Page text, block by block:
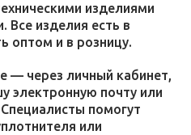
изделиями
изделия есть в
оптом и в розницу.
— через личный кабинет,
электронную почту или
помогут
или